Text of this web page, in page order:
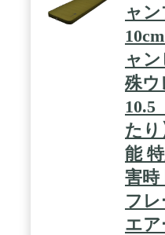
に穴が開いてしまった
チ」で穴を防いでくだ
全に修復できるもので
てご使用ください。※
は使用できません。 /
用時：約）長さ
時：約）長さ192cm×
63cm×幅22cm×高さ
本体：ポリエステル
ポリエステル 【付属
バンド、補修バッチ
ャ
ャ
殊ウ
10.5
たり
能
害時
フ
エア